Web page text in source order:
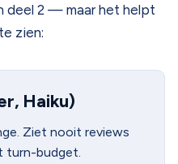
deel 2 — maar het helpt
zien:
Haiku)
Ziet nooit reviews
turn-budget.